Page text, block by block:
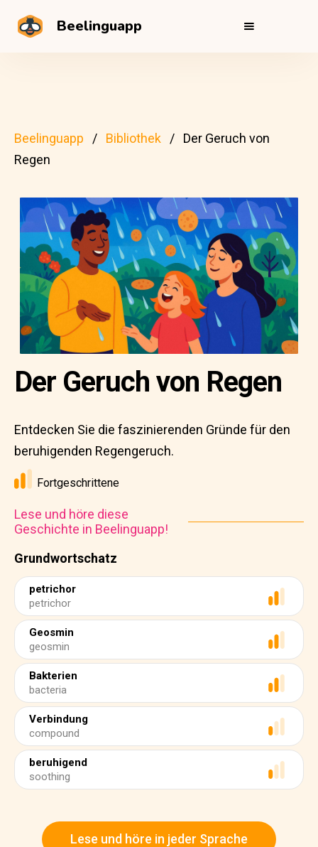
Beelinguapp
Beelinguapp Bibliothek
Der Geruch von
Regen
Grundwortschatz
petrichor
petrichor
Geosmin
geosmin
Bakterien
bacteria
Verbindung
compound
beruhigend
soothing
Der Geruch von Regen
Entdecken Sie die faszinierenden Gründe für den
beruhigenden Regengeruch.
Fortgeschrittene
Lese und höre diese
Geschichte in Beelinguapp!
Lese und höre in jeder Sprache